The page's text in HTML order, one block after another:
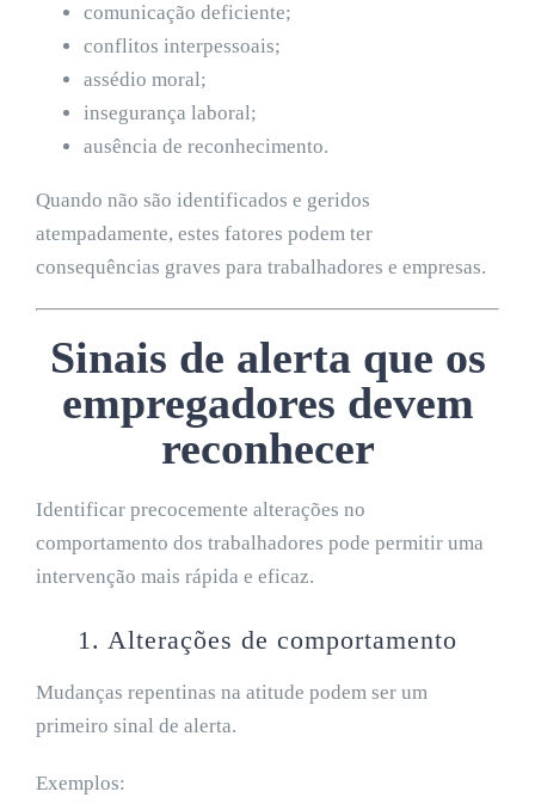
comunicação deficiente;
conflitos interpessoais;
assédio moral;
insegurança laboral;
ausência de reconhecimento.
Quando não são identificados e geridos
atempadamente, estes fatores podem ter
consequências graves para trabalhadores e empresas.
Sinais de alerta que os
empregadores devem
reconhecer
Identificar precocemente alterações no
comportamento dos trabalhadores pode permitir uma
intervenção mais rápida e eficaz.
1. Alterações de comportamento
Mudanças repentinas na atitude podem ser um
primeiro sinal de alerta.
Exemplos: